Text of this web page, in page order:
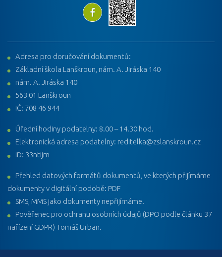
Adresa pro doručování dokumentů:
Základní škola Lanškroun, nám. A. Jiráska 140
nám. A. Jiráska 140
563 01 Lanškroun
IČ: 708 46 944
Úřední hodiny podatelny: 8.00 – 14.30 hod.
Elektronická adresa podatelny: reditelka@zslanskroun.cz
ID: 33ntijm
Přehled datových formátů dokumentů, ve kterých přijímáme
dokumenty v digitální podobě: PDF
SMS, MMS jako dokumenty nepřijímáme.
Pověřenec pro ochranu osobních údajů (DPO podle článku 37
nařízení GDPR) Tomáš Urban.